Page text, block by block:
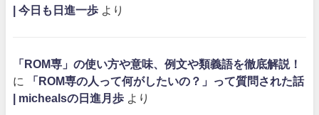
| 今日も日進一歩 より
「ROM専」の使い方や意味、例文や類義語を徹底解説！
に
「ROM専の人って何がしたいの？」って質問された話
| michealsの日進月歩 より